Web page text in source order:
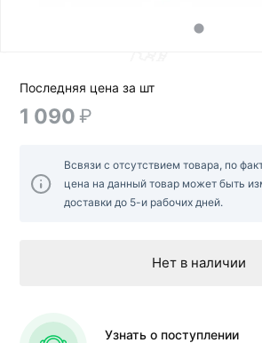
Последняя цена за шт
1 090 ₽
Всвязи с отсутствием товара, по
цена на данный товар может быть
доставки до 5-и рабочих дней.
Нет в наличии
Узнать о поступлении